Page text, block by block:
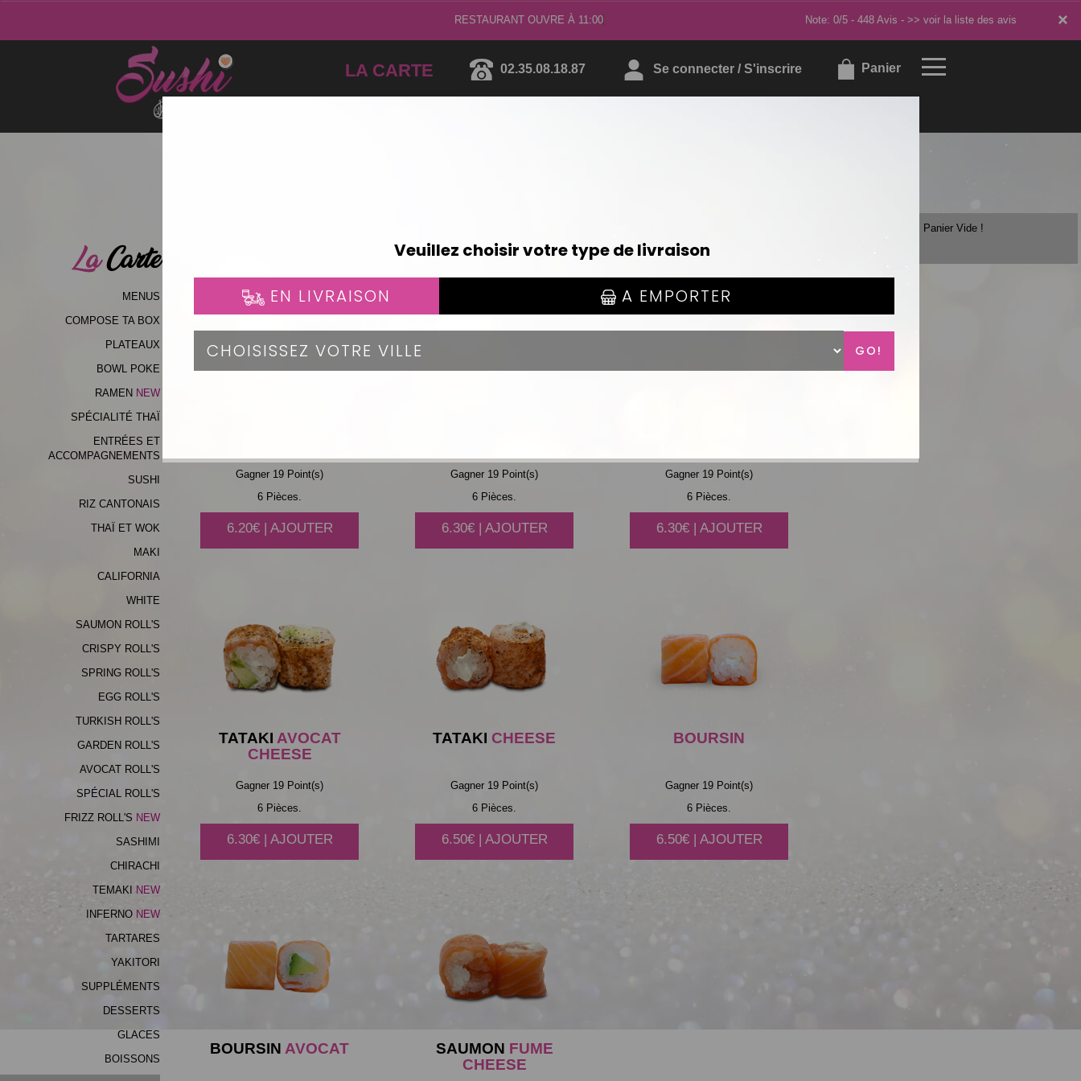
×
RESTAURANT OUVRE À 11:00 Note: 0/5 - 448 Avis - >> voir la liste des avis
LA CARTE 02.35.08.18.87 Se connecter / S'inscrire Panier
×
LaCarte
MENUS
COMPOSE TA BOX
PLATEAUX
BOWL POKE
RAMEN
SPÉCIALITÉ THAÏ
ENTRÉES ET
ACCOMPAGNEMENTS
SUSHI
RIZ CANTONAIS
THAÏ ET WOK
MAKI
CALIFORNIA
WHITE
SAUMON ROLL'S
CRISPY ROLL'S
SPRING ROLL'S
EGG ROLL'S
TURKISH ROLL'S
GARDEN ROLL'S
AVOCAT ROLL'S
SPÉCIAL ROLL'S
FRIZZ ROLL'S
SASHIMI
CHIRACHI
TEMAKI
INFERNO
TARTARES
YAKITORI
SUPPLÉMENTS
DESSERTS
GLACES
BOISSONS
SAUMON ROLL'S
Gagner 19 Point(s)
6 Pièces.
6.20€ | AJOUTER
Gagner 19 Point(s)
6 Pièces.
6.30€ | AJOUTER
Gagner 19 Point(s)
6 Pièces.
6.30€ | AJOUTER
TATAKI AVOCAT
CHEESE
Gagner 19 Point(s)
6 Pièces.
6.30€ | AJOUTER
TATAKI CHEESE
Gagner 19 Point(s)
6 Pièces.
6.50€ | AJOUTER
BOURSIN
Gagner 19 Point(s)
6 Pièces.
6.50€ | AJOUTER
BOURSIN AVOCAT SAUMON FUME
CHEESE
Panier Vide !